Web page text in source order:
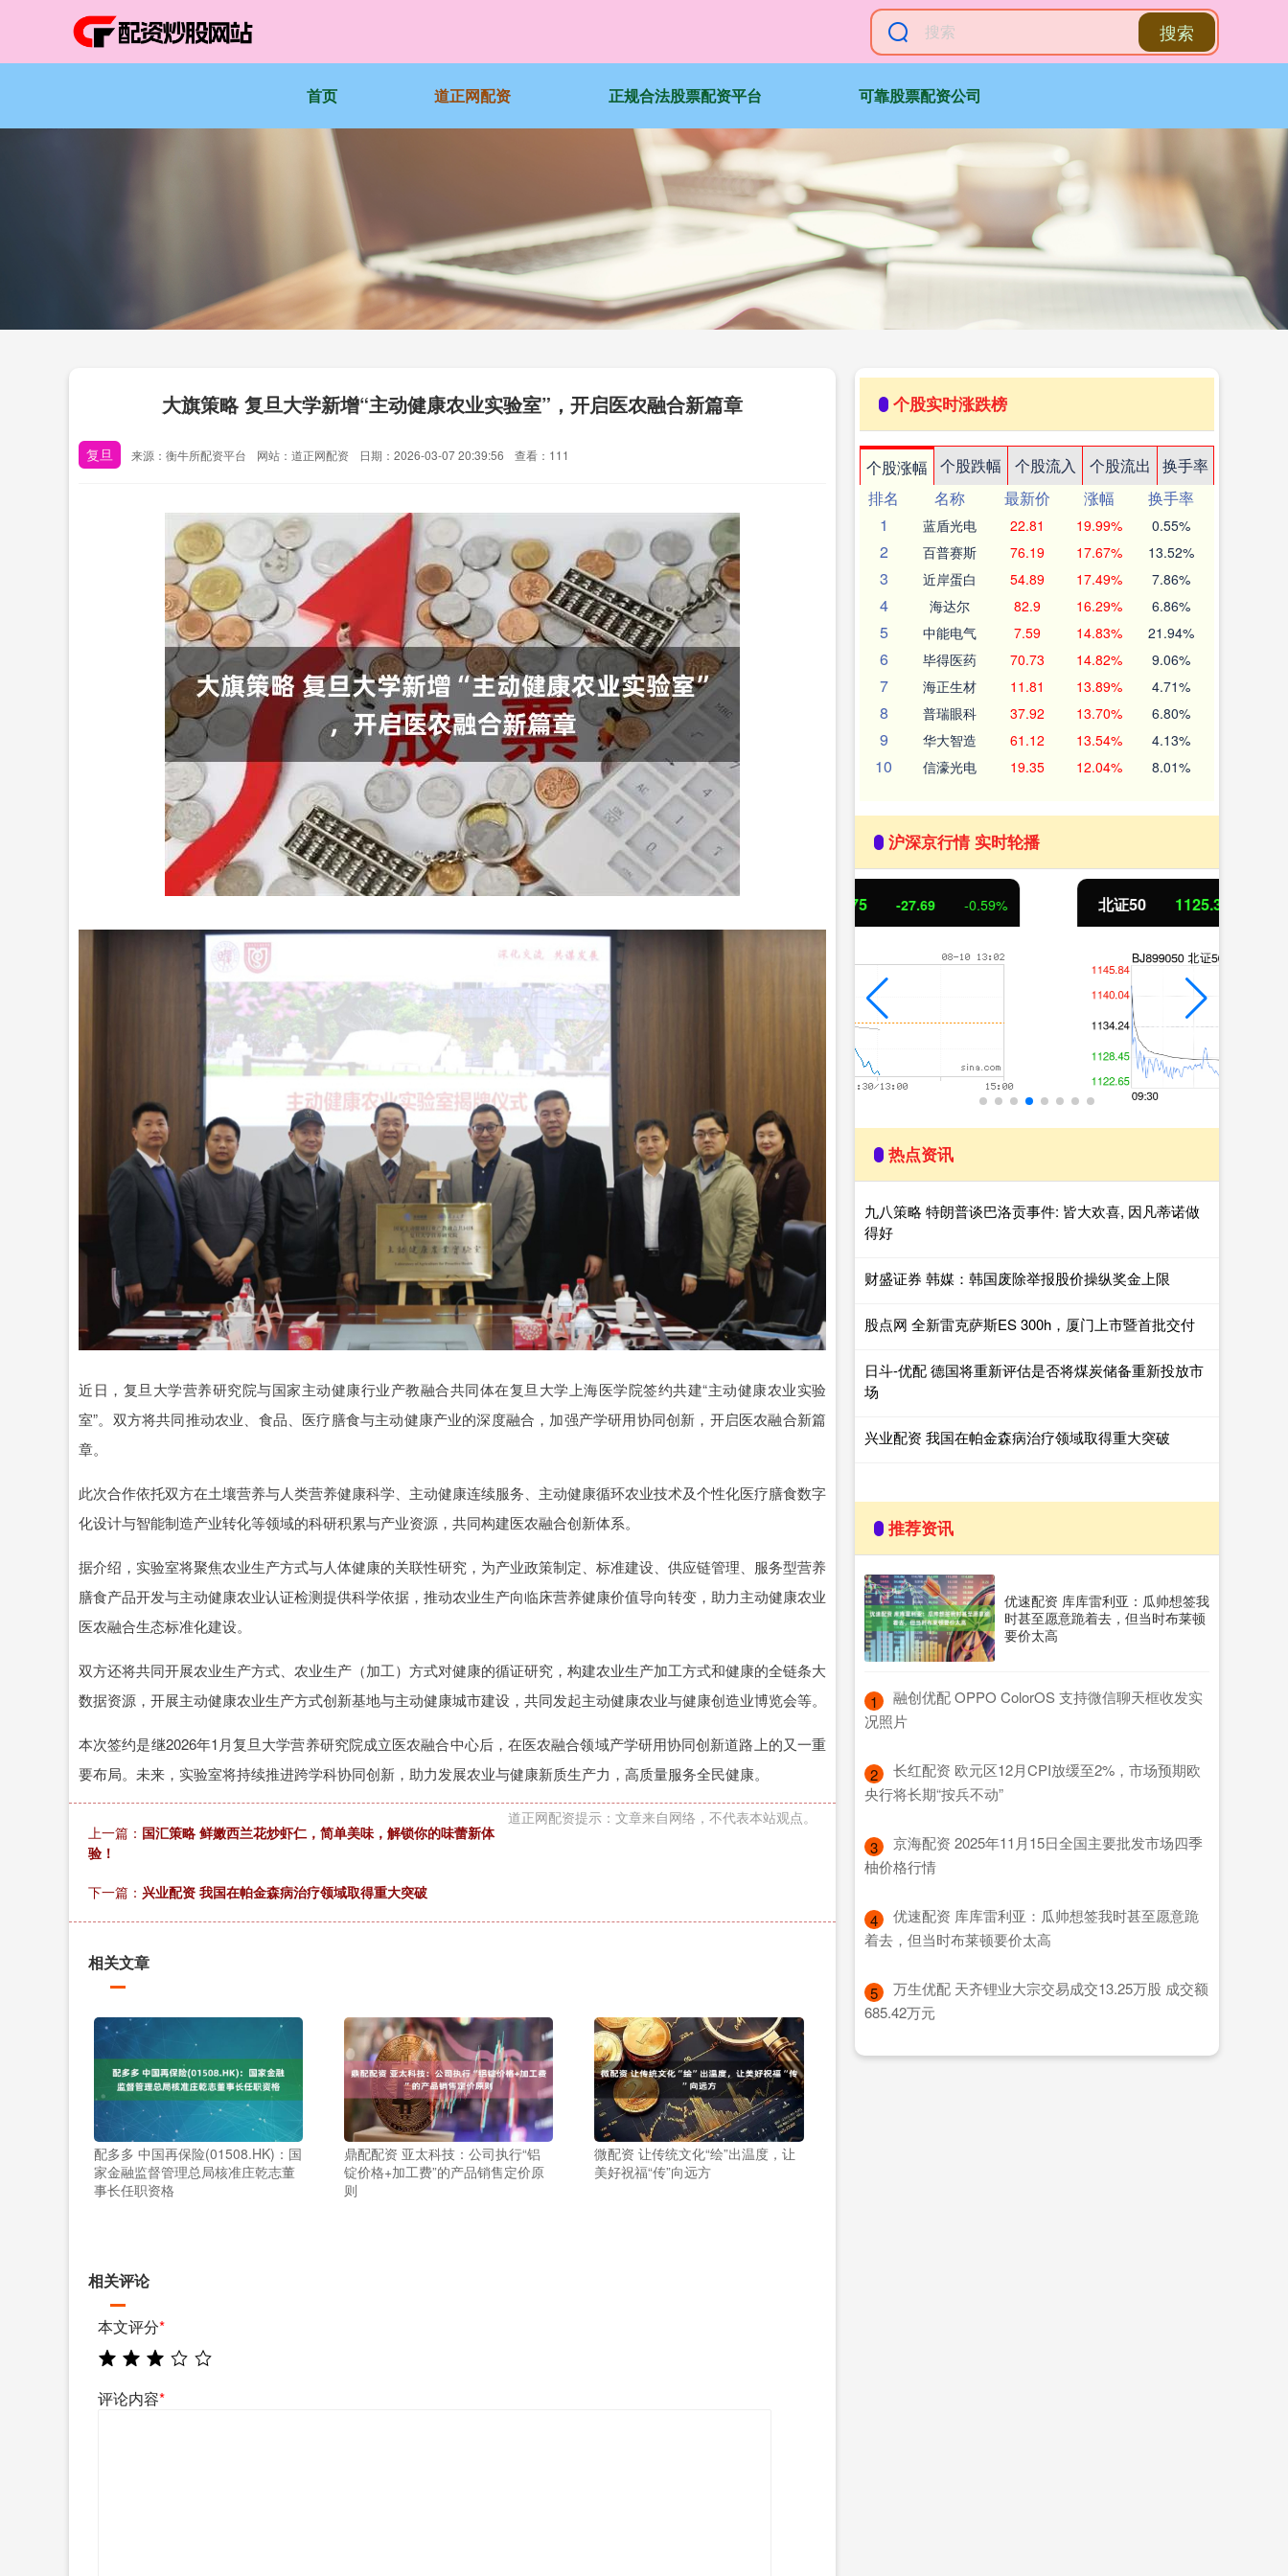
搜索
首页 道正网配资 正规合法股票配资平台 可靠股票配资公司
大旗策略 复旦大学新增“主动健康农业实验室”，开启医农融合新篇章
复旦 来源：衡牛所配资平台 网站：道正网配资 日期：2026-03-07 20:39:56 查看：111
近日，复旦大学营养研究院与国家主动健康行业产教融合共同体在复旦大学上海医学院签约共建“主动健康农业实验
室”。双方将共同推动农业、食品、医疗膳食与主动健康产业的深度融合，加强产学研用协同创新，开启医农融合新篇
章。
此次合作依托双方在土壤营养与人类营养健康科学、主动健康连续服务、主动健康循环农业技术及个性化医疗膳食数字
化设计与智能制造产业转化等领域的科研积累与产业资源，共同构建医农融合创新体系。
据介绍，实验室将聚焦农业生产方式与人体健康的关联性研究，为产业政策制定、标准建设、供应链管理、服务型营养
膳食产品开发与主动健康农业认证检测提供科学依据，推动农业生产向临床营养健康价值导向转变，助力主动健康农业
医农融合生态标准化建设。
双方还将共同开展农业生产方式、农业生产（加工）方式对健康的循证研究，构建农业生产加工方式和健康的全链条大
数据资源，开展主动健康农业生产方式创新基地与主动健康城市建设，共同发起主动健康农业与健康创造业博览会等。
本次签约是继2026年1月复旦大学营养研究院成立医农融合中心后，在医农融合领域产学研用协同创新道路上的又一重
要布局。未来，实验室将持续推进跨学科协同创新，助力发展农业与健康新质生产力，高质量服务全民健康。
道正网配资提示：文章来自网络，不代表本站观点。
上一篇： 国汇策略 鲜嫩西兰花炒虾仁，简单美味，解锁你的味蕾新体
验！
下一篇： 兴业配资 我国在帕金森病治疗领域取得重大突破
相关文章
配多多 中国再保险(01508.HK)：国
家金融监督管理总局核准庄乾志董
事长任职资格
鼎配配资 亚太科技：公司执行“铝
锭价格+加工费”的产品销售定价原
则
微配资 让传统文化“绘”出温度，让
美好祝福“传”向远方
相关评论
本文评分*
评论内容*
个股实时涨跌榜
个股涨幅 个股跌幅 个股流入 个股流出
换手率
排名
名称 最新价 涨幅
换手率
1
蓝盾光电 22.81 19.99% 0.55%
2 百普赛斯 76.19 17.67% 13.52%
3 近岸蛋白 54.89 17.49% 7.86%
4 海达尔 82.9 16.29% 6.86%
5 中能电气 7.59 14.83% 21.94%
6 毕得医药 70.73 14.82% 9.06%
7 海正生材 11.81 13.89% 4.71%
8 普瑞眼科 37.92 13.70% 6.80%
9 华大智造 61.12 13.54% 4.13%
10 信濠光电 19.35 12.04% 8.01%
沪深京行情 实时轮播
北证50 1125.34 -0.79%
热点资讯
九八策略 特朗普谈巴洛贡事件: 皆大欢喜, 因凡蒂诺做
得好
财盛证券 韩媒：韩国废除举报股价操纵奖金上限
股点网 全新雷克萨斯ES 300h，厦门上市暨首批交付
日斗-优配 德国将重新评估是否将煤炭储备重新投放市
场
兴业配资 我国在帕金森病治疗领域取得重大突破
推荐资讯
优速配资 库库雷利亚：瓜帅想签我
时甚至愿意跪着去，但当时布莱顿
要价太高
1
​融创优配 OPPO ColorOS 支持微信聊天框收发实
况照片
2
​长红配资 欧元区12月CPI放缓至2%，市场预期欧
央行将长期“按兵不动”
3
​京海配资 2025年11月15日全国主要批发市场四季
柚价格行情
4
​优速配资 库库雷利亚：瓜帅想签我时甚至愿意跪
着去，但当时布莱顿要价太高
5
​万生优配 天齐锂业大宗交易成交13.25万股 成交额
685.42万元